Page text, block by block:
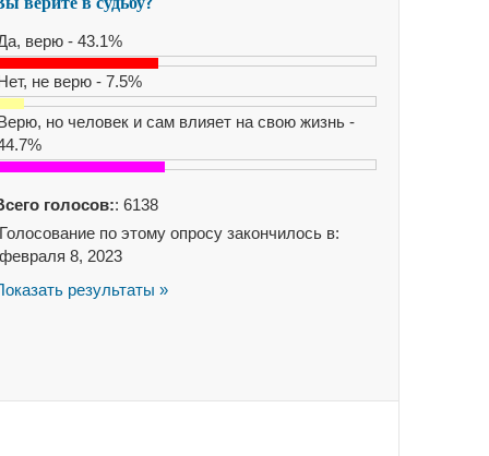
верю - 43.1%
не верю - 7.5%
но человек и сам влияет на свою жизнь -
голосов:: 6138
Голосование по этому опросу закончилось в:
февраля 8, 2023
результаты »